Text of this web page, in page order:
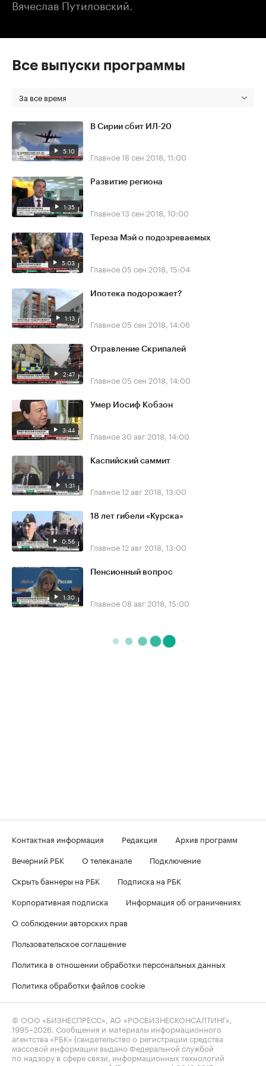
Вячеслав Путиловский.
Все выпуски программы
За все время
5:10
В Сирии сбит ИЛ-20
Главное18 сен 2018, 11:00
1:35
Развитие региона
Главное13 сен 2018, 10:00
5:03
Тереза Мэй о подозреваемых
Главное 05 сен 2018, 15:04
1:13
Ипотека подорожает?
Главное 05 сен 2018, 14:06
2:47
Отравление Скрипалей
Главное 05 сен 2018, 14:00
3:44
Умер Иосиф Кобзон
Главное30 авг 2018, 14:00
1:31
Каспийский саммит
Главное12 авг 2018, 13:00
0:56
18 лет гибели «Курска»
Главное12 авг 2018, 13:00
1:30
Пенсионный вопрос
Главное 08 авг 2018, 15:00
Контактная информация Редакция
Архив программ
Вечерний РБК
О телеканале
Подключение
Скрыть баннеры на РБК
Подписка на РБК
Корпоративная подписка
Информация об ограничениях
О соблюдении авторских прав
Пользовательское соглашение
Политика в отношении обработки персональных данных
Политика обработки файлов cookie
© ООО «БИЗНЕСПРЕСС», АО «РОСБИЗНЕСКОНСАЛТИНГ»,
1995–2026 . Сообщения и материалы информационного
агентства «РБК» (свидетельство о регистрации средства
массовой информации выдано Федеральной службой
по надзору в сфере связи, информационных технологий